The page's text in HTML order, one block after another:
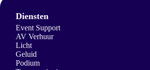
Diensten
Event Support
AV Verhuur
Licht
Geluid
Podium